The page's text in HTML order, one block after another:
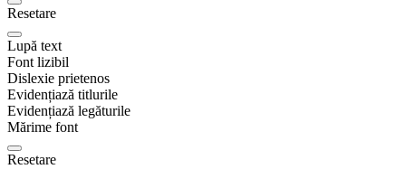
Resetare
Lupă text
Font lizibil
Dislexie prietenos
Evidențiază titlurile
Evidențiază legăturile
Mărime font
Resetare